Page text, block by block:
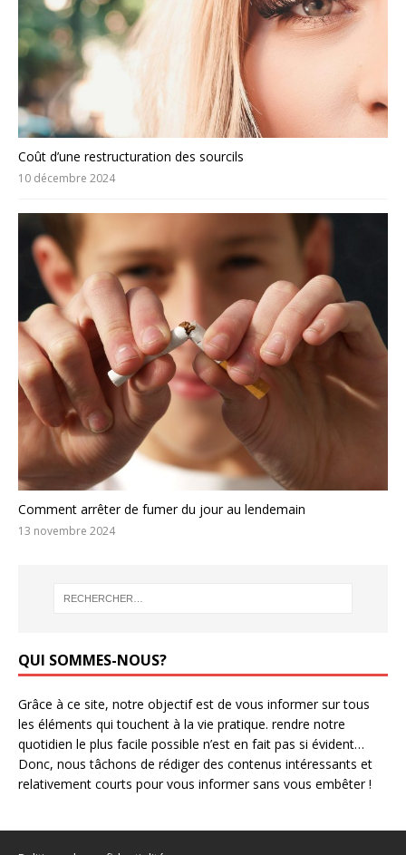
Coût d’une restructuration des sourcils
10 décembre 2024
Comment arrêter de fumer du jour au lendemain
13 novembre 2024
QUI SOMMES-NOUS?
Grâce à ce site, notre objectif est de vous informer sur tous
les éléments qui touchent à la vie pratique. rendre notre
quotidien le plus facile possible n’est en fait pas si évident…
Donc, nous tâchons de rédiger des contenus intéressants et
relativement courts pour vous informer sans vous embêter !